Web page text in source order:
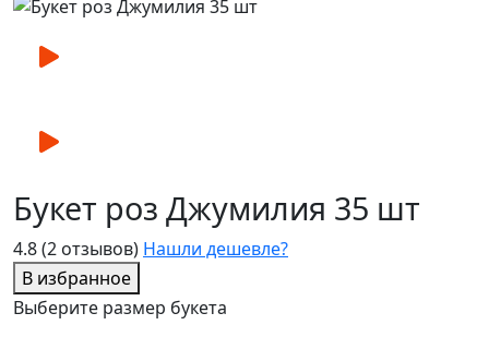
4.8(2 отзывов) Нашли дешевле?
В избранное
Букет роз Джумилия 35 шт
Выберите размер букета